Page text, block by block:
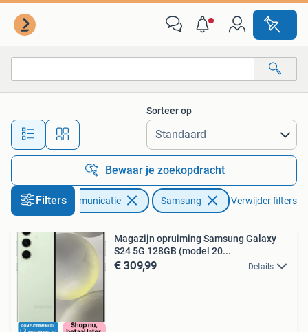
Alle afstanden…
Sorteer op
Bewaar je zoekopdracht
Filters
Telecommunicatie Samsung Verwijder filters
Magazijn opruiming Samsung Galaxy
S24 5G 128GB (model 20...
€ 309,99 Details